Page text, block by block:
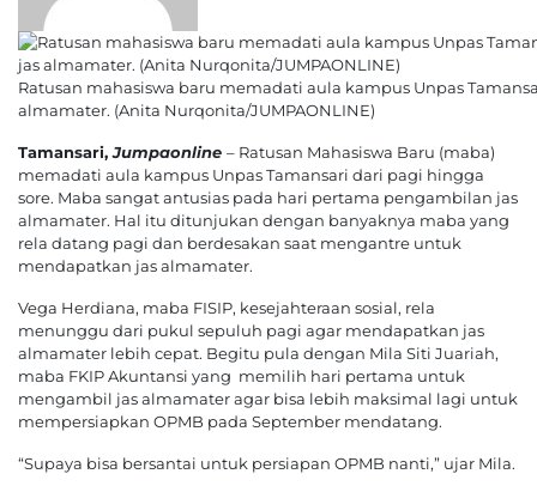
Ratusan mahasiswa baru memadati aula kampus Unpas
almamater. (Anita Nurqonita/JUMPAONLINE)
Tamansari,Jumpaonline – Ratusan Mahasiswa Baru (maba)
memadati aula kampus Unpas Tamansari dari pagi hingga
sore. Maba sangat antusias pada hari pertama pengambilan jas
almamater. Hal itu ditunjukan dengan banyaknya maba yang
rela datang pagi dan berdesakan saat mengantre untuk
mendapatkan jas almamater.
Vega Herdiana, maba FISIP, kesejahteraan sosial, rela
menunggu dari pukul sepuluh pagi agar mendapatkan jas
almamater lebih cepat. Begitu pula dengan Mila Siti Juariah,
maba FKIP Akuntansi yang memilih hari pertama untuk
mengambil jas almamater agar bisa lebih maksimal lagi untuk
mempersiapkan OPMB pada September mendatang.
“Supaya bisa bersantai untuk persiapan OPMB nanti,” ujar Mila.